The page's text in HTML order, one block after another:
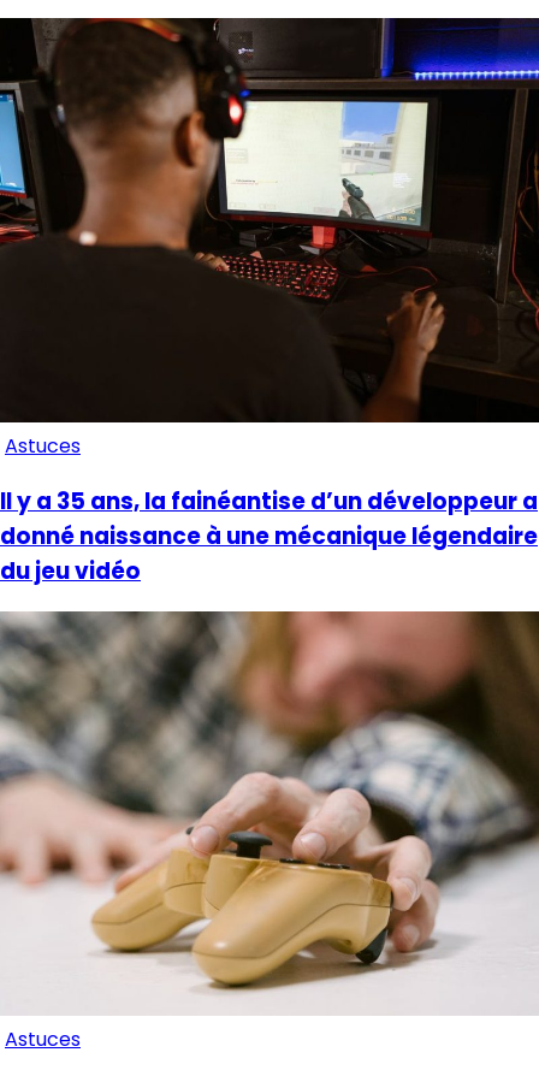
Astuces
Il y a 35 ans, la fainéantise d’un développeur a
donné naissance à une mécanique légendaire
du jeu vidéo
Astuces